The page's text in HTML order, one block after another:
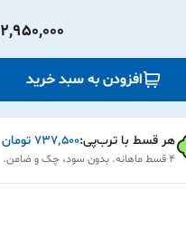
2,950,000
افزودن به سبد خرید
هر قسط با ترب‌پی:۷۳۷٬۵۰۰ تومان
۴ قسط ماهانه. بدون سود، چک و ضامن.